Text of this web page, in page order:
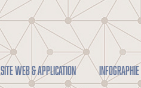
SITE WEB & APPLICATION INFOGRAPHIE